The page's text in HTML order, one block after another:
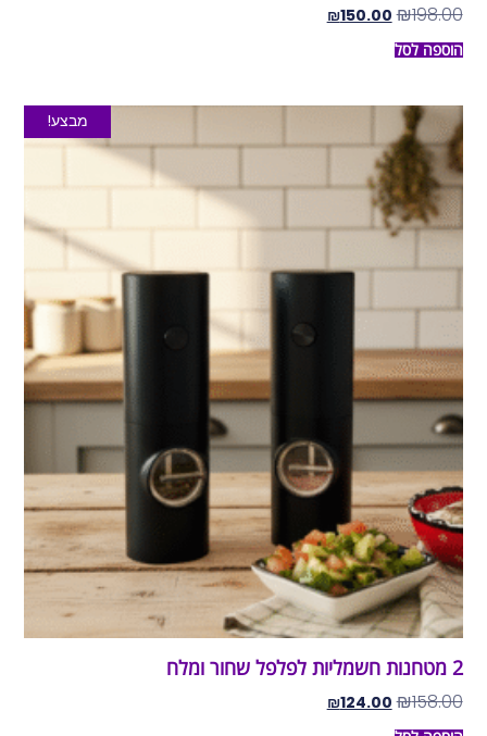
₪198.00
₪150.00
הוספה לסל
מבצע!
2 מטחנות חשמליות לפלפל שחור ומלח
₪158.00
₪124.00